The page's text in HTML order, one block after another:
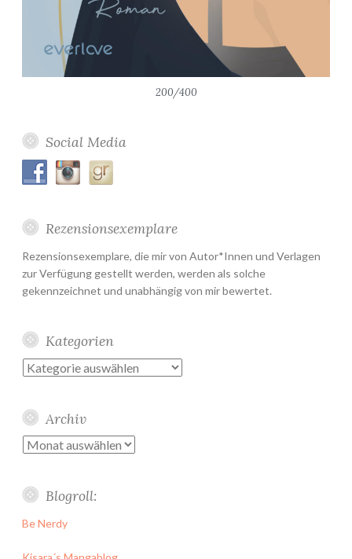
200/400
Social Media
Rezensionsexemplare
Rezensionsexemplare, die mir von Autor*Innen und Verlagen
zur Verfügung gestellt werden, werden als solche
gekennzeichnet und unabhängig von mir bewertet.
Kategorien
Kategorien
Archiv
Archiv
Blogroll:
Be Nerdy